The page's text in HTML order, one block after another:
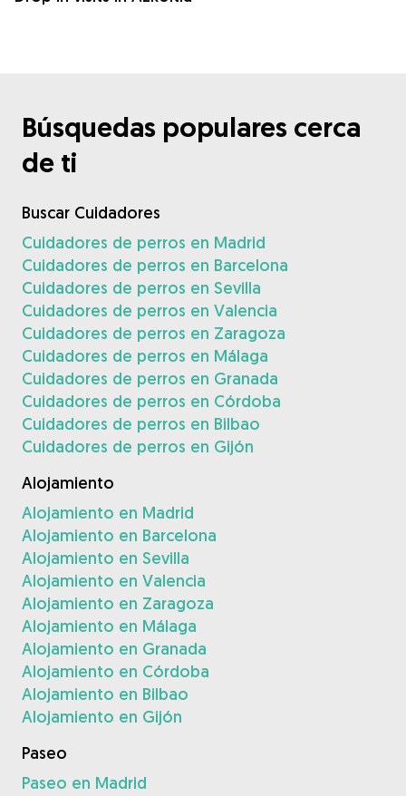
Búsquedas populares cerca
de ti
Buscar Cuidadores
Cuidadores de perros en Madrid
Cuidadores de perros en Barcelona
Cuidadores de perros en Sevilla
Cuidadores de perros en Valencia
Cuidadores de perros en Zaragoza
Cuidadores de perros en Málaga
Cuidadores de perros en Granada
Cuidadores de perros en Córdoba
Cuidadores de perros en Bilbao
Cuidadores de perros en Gijón
Alojamiento
Alojamiento en Madrid
Alojamiento en Barcelona
Alojamiento en Sevilla
Alojamiento en Valencia
Alojamiento en Zaragoza
Alojamiento en Málaga
Alojamiento en Granada
Alojamiento en Córdoba
Alojamiento en Bilbao
Alojamiento en Gijón
Paseo
Paseo en Madrid